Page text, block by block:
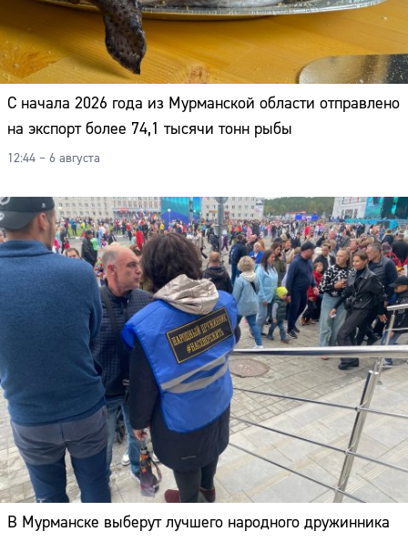
С начала 2026 года из Мурманской области отправлено
на экспорт более 74,1 тысячи тонн рыбы
12:44 – 6 августа
В Мурманске выберут лучшего народного дружинника